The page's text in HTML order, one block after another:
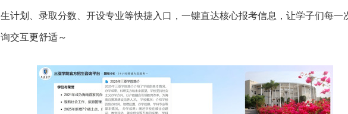
生计划、录取分数、开设专业等快捷入口，一键直达核心报考信息，让学子们每一
询交互更舒适～